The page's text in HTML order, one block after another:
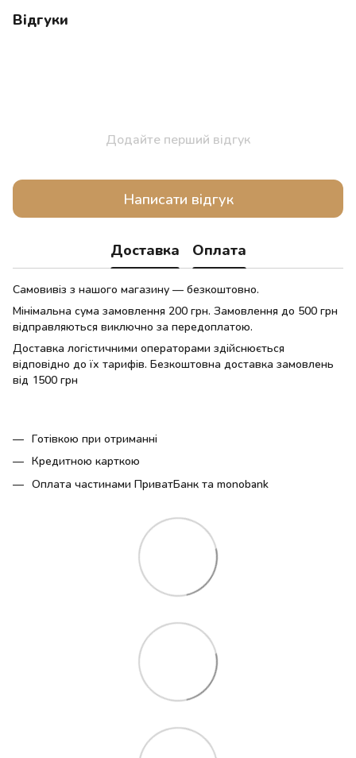
Відгуки
Додайте перший відгук
Написати відгук
Доставка Оплата
Самовивіз з нашого магазину — безкоштовно.
Мінімальна сума замовлення 200 грн. Замовлення до 500 грн
відправляються виключно за передоплатою.
Доставка логістичними операторами здійснюється
відповідно до їх тарифів. Безкоштовна доставка замовлень
від 1500 грн
Готівкою при отриманні
Кредитною карткою
Оплата частинами ПриватБанк та monobank